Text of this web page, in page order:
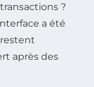
?
a été
après des